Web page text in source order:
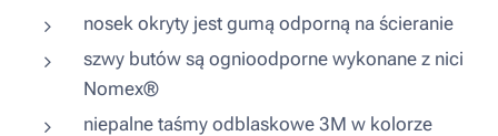
nosek okryty jest gumą odporną na ścieranie
szwy butów są ognioodporne wykonane z nici
Nomex®
niepalne taśmy odblaskowe 3M w kolorze